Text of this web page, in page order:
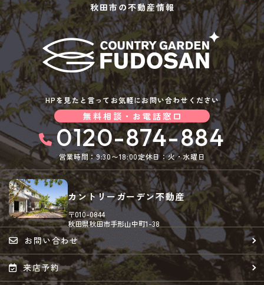
秋田市の不動産情報
HPを見たと言ってお気軽にお問い合わせください
無料相談・お電話窓口
0120-874-884
営業時間：9:30〜18:00定休日：火・水曜日
カントリーガーデン不動産
〒010-0844
秋田県秋田市手形山中町1-38
お問い合わせ
来店予約